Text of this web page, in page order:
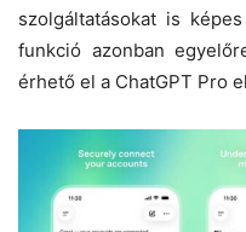
szolgáltatásokat is
funkció azonban
érhető el a ChatGPT Pro